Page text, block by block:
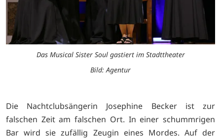
Das Musical Sister Soul gastiert im Stadttheater
Bild: Agentur
Die Nachtclubsängerin Josephine Becker ist zur
falschen Zeit am falschen Ort. In einer schummrigen
Bar wird sie zufällig Zeugin eines Mordes. Auf der